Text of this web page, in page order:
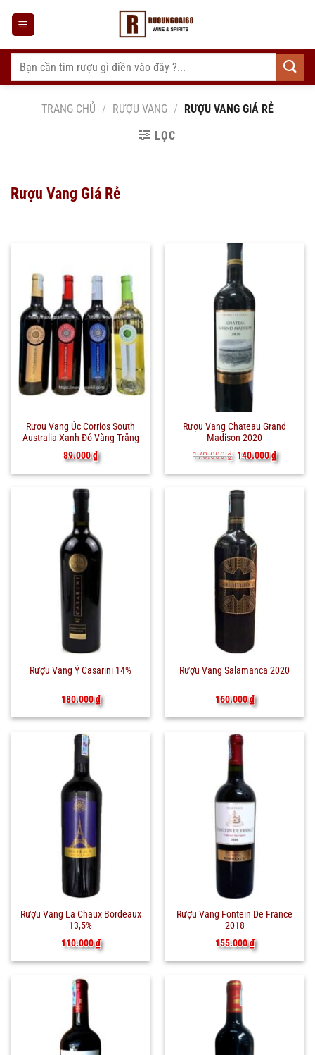
dung
Tìm
kiếm:
TRANG CHỦ / RƯỢU VANG / RƯỢU VANG GIÁ RẺ
LỌC
Rượu Vang Giá Rẻ
Rượu Vang Úc Corrios South
Australia Xanh Đỏ Vàng Trắng
89.000₫
Rượu Vang Chateau Grand
Madison 2020
170.000₫ Giá
gốc
là:
140.000₫Giá
hiện
tại
140.000
Rượu Vang Ý Casarini 14%
180.000₫
Rượu Vang Salamanca 2020
160.000₫
Rượu Vang La Chaux Bordeaux
13,5%
110.000₫
Rượu Vang Fontein De France
2018
155.000₫